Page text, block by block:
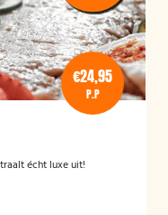
€24,95
P.P
écht luxe uit!